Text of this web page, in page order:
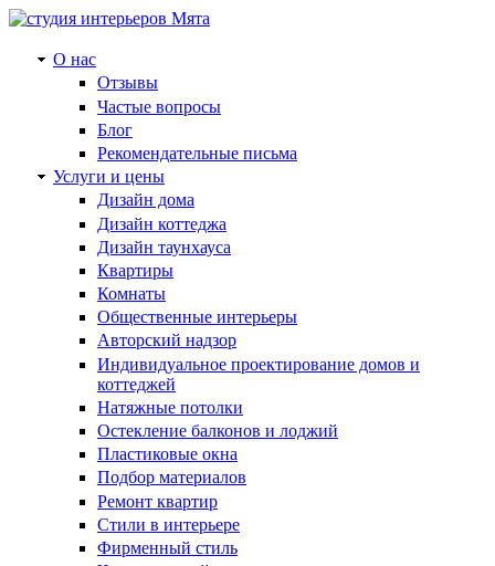
О нас
Отзывы
Частые вопросы
Блог
Рекомендательные письма
Услуги и цены
Дизайн дома
Дизайн коттеджа
Дизайн таунхауса
Квартиры
Комнаты
Общественные интерьеры
Авторский надзор
Индивидуальное проектирование домов и
коттеджей
Натяжные потолки
Остекление балконов и лоджий
Пластиковые окна
Подбор материалов
Ремонт квартир
Стили в интерьере
Фирменный стиль